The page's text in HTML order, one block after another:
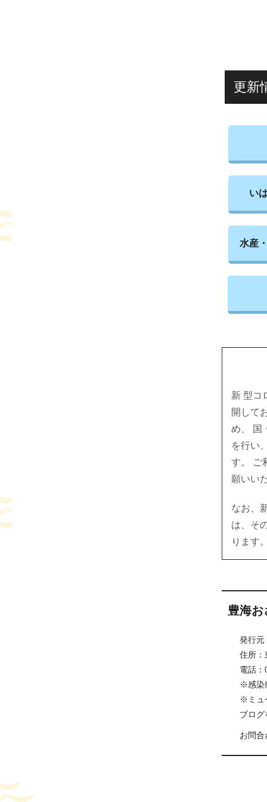
更新
い
水産
新 型コ
開して
め、 国
を行い
す。 ご
願いい
なお、
は、そ
ります
豊海
発行元
住所
電話
※感染
※ミュ
ブログ
お問合